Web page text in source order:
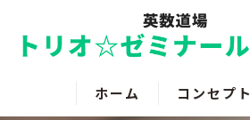
ホーム コンセプト